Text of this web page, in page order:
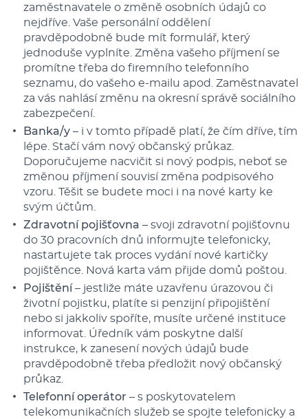
zaměstnavatele o změně osobních údajů co
nejdříve. Vaše personální oddělení
pravděpodobně bude mít formulář, který
jednoduše vyplníte. Změna vašeho příjmení se
promítne třeba do firemního telefonního
seznamu, do vašeho e-mailu apod. Zaměstnavatel
za vás nahlásí změnu na okresní správě sociálního
zabezpečení.
Banka/y – i v tomto případě platí, že čím dříve, tím
lépe. Stačí vám nový občanský průkaz.
Doporučujeme nacvičit si nový podpis, neboť se
změnou příjmení souvisí změna podpisového
vzoru. Těšit se budete moci i na nové karty ke
svým účtům.
Zdravotní pojišťovna – svoji zdravotní pojišťovnu
do 30 pracovních dnů informujte telefonicky,
nastartujete tak proces vydání nové kartičky
pojištěnce. Nová karta vám přijde domů poštou.
Pojištění – jestliže máte uzavřenu úrazovou či
životní pojistku, platíte si penzijní připojištění
nebo si jakkoliv spoříte, musíte určené instituce
informovat. Úředník vám poskytne další
instrukce, k zanesení nových údajů bude
pravděpodobně třeba předložit nový občanský
průkaz.
Telefonní operátor – s poskytovatelem
telekomunikačních služeb se spojte telefonicky a